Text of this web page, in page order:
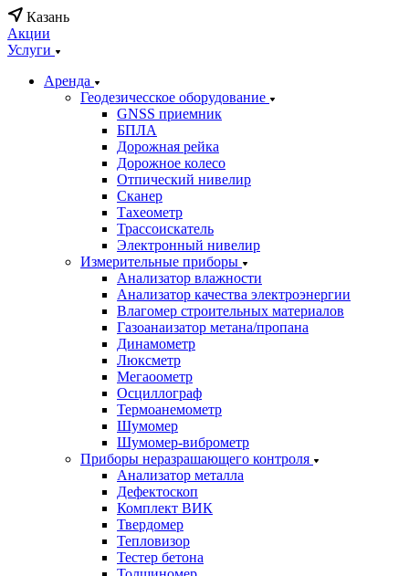
Казань
Акции
Услуги
Аренда
Геодезичесское оборудование
GNSS приемник
БПЛА
Дорожная рейка
Дорожное колесо
Отпический нивелир
Сканер
Тахеометр
Трассоискатель
Электронный нивелир
Измерительные приборы
Анализатор влажности
Анализатор качества электроэнергии
Влагомер строительных материалов
Газоанаизатор метана/пропана
Динамометр
Люксметр
Мегаоометр
Осциллограф
Термоанемометр
Шумомер
Шумомер-виброметр
Приборы неразрашающего контроля
Анализатор металла
Дефектоскоп
Комплект ВИК
Твердомер
Тепловизор
Тестер бетона